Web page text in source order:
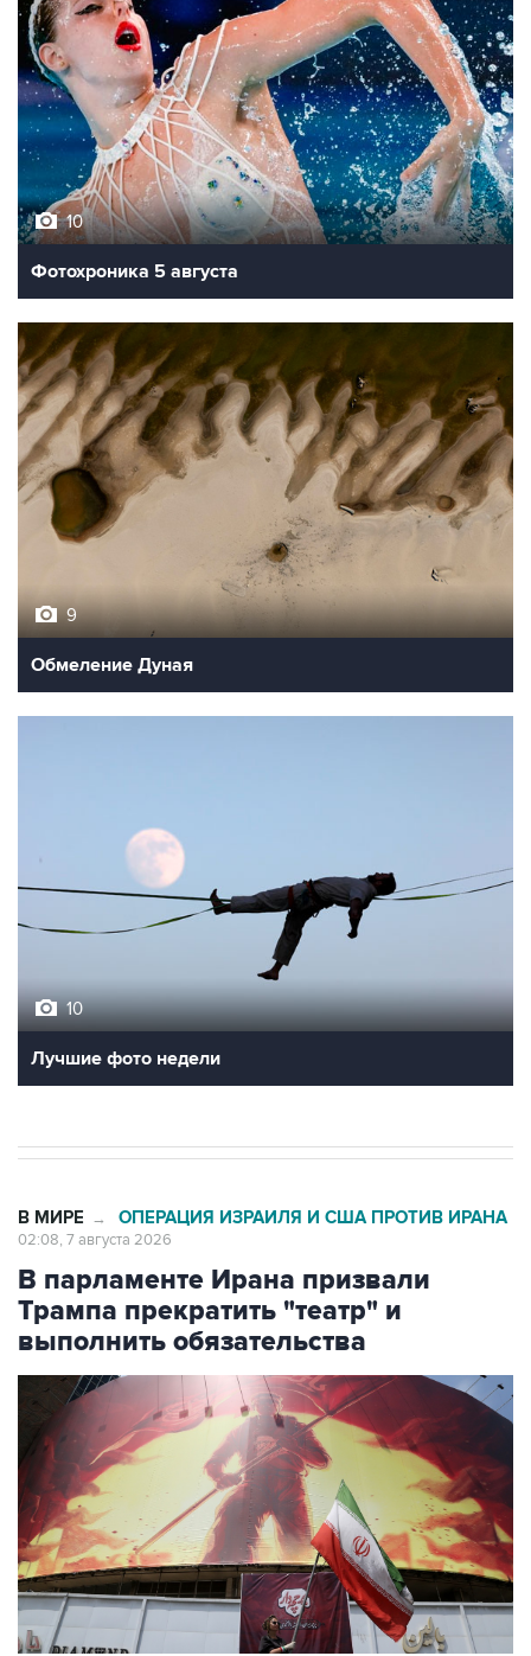
10
Фотохроника 5 августа
Обмеление Дуная
Лучшие фото недели
В парламенте Ирана призвали
Трампа прекратить "театр" и
выполнить обязательства
Фото: Fatemeh Bahrami/Anadolu via Getty Images